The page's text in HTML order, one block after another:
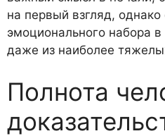
на первый взгляд,
эмоционального набора в
даже из наиболее
Полнота